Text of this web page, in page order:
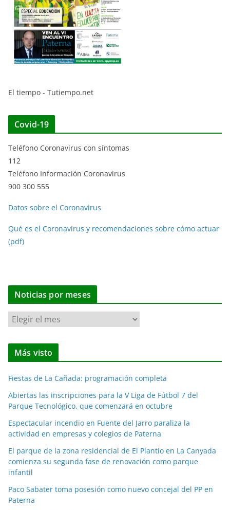
El tiempo - Tutiempo.net
Covid-19
Teléfono Coronavirus con síntomas
112
Teléfono Información Coronavirus
900 300 555
Datos sobre el Coronavirus
Qué es el Coronavirus y recomendaciones sobre cómo actuar
(pdf)
Noticias por meses
N
o
t
i
a
s
p
o
r
m
e
s
e
Más visto
Fiestas de La Cañada: programación completa
Abiertas las inscripciones para la V Liga de Fútbol 7 del
Parque Tecnológico, que comenzará en octubre
Espectacular incendio en Fuente del Jarro paraliza la
actividad en empresas y colegios de Paterna
El parque de la zona residencial de El Plantío en La Canyada
comienza su segunda fase de renovación como parque
infantil
Paco Sabater toma posesión como nuevo concejal del PP en
Paterna